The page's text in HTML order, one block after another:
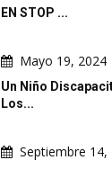
EN STOP ...
Mayo 19, 2024
Un Niño
Los...
Septiembre 14,